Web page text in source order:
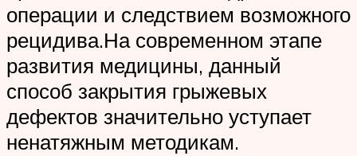
операции и следствием возможного
рецидива.На современном этапе
развития медицины, данный
способ закрытия грыжевых
дефектов значительно уступает
ненатяжным методикам.